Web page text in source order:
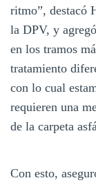
ritmo”, destacó
la DPV, y
en los tramos
tratamiento
con lo cual
requieren una
de la carpeta
Con esto,